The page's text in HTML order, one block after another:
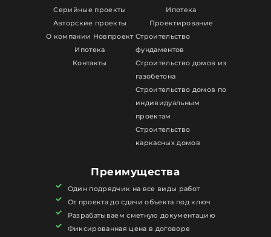
Серийные проекты
Авторские проекты
О компании Новпроект
Ипотека
Контакты
Ипотека
Проектирование
Строительство
фундаментов
Строительство домов из
газобетона
Строительство домов по
индивидуальным
проектам
Строительство
каркасных домов
Преимущества
Один подрядчик на все виды работ
От проекта до сдачи объекта под ключ
Разрабатываем сметную документацию
Фиксированная цена в договоре